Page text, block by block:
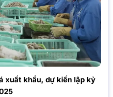
xuất khẩu, dự kiến lập kỷ